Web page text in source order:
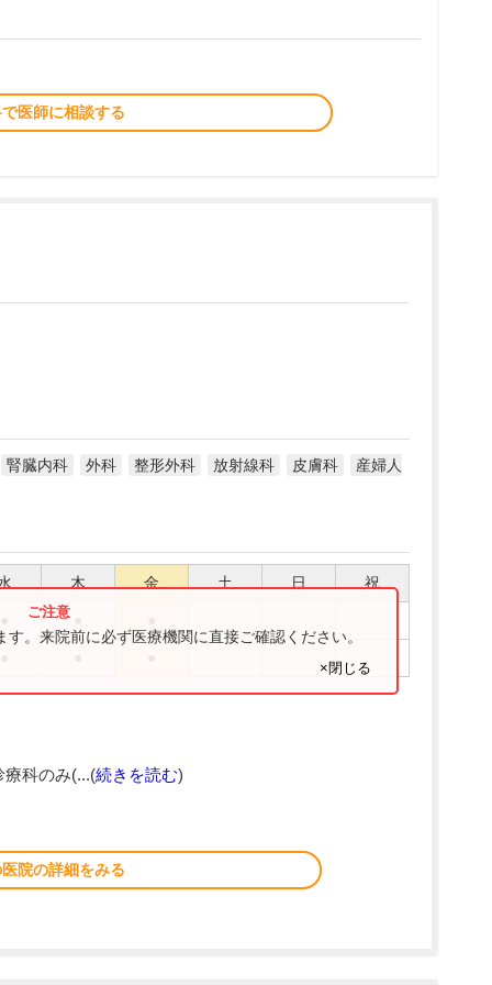
医師に相談する
腎臓内科 外科 整形外科 放射線科 皮膚科 産婦人
木 金 土 日 祝
。来院前に必ず医療機関に直接ご確認ください。
×閉じる
療科のみ(...(続きを読む)
院の詳細をみる